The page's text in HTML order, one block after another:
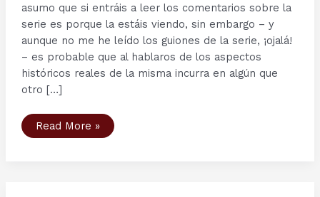
asumo que si entráis a leer los comentarios sobre la
serie es porque la estáis viendo, sin embargo – y
aunque no me he leído los guiones de la serie, ¡ojalá!
– es probable que al hablaros de los aspectos
históricos reales de la misma incurra en algún que
otro […]
Segunda
Temporada
Read More »